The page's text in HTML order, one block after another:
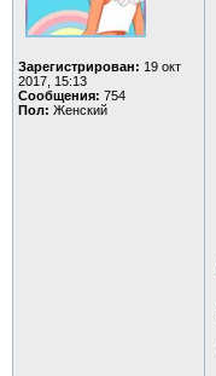
Зарегистрирован: 19 окт
2017, 15:13
Сообщения: 754
Пол: Женский